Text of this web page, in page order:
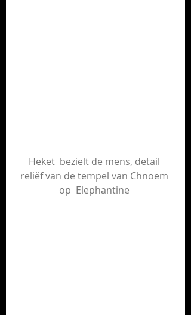
Heket  bezielt de mens, detail
reliëf van de tempel van Chnoem
op  Elephantine